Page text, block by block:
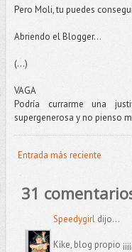
Pero Moli, tu puedes
Abriendo el Blogger...
(...)
VAGA
Podría currarme una
supergenerosa y no pienso
Entrada más reciente
31
Speedygirldijo...
Kike, blog propio